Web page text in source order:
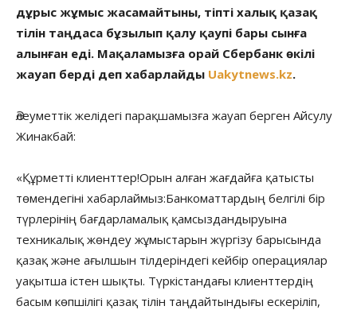
дұрыс жұмыс жасамайтыны, тіпті халық қазақ
тілін таңдаса бұзылып қалу қаупі бары сынға
алынған еді. Мақаламызға орай Сбербанк өкілі
жауап берді деп хабарлайды Uakytnews.kz.
Әлеуметтік желідегі парақшамызға жауап берген Айсулу
Жинакбай:
«Құрметті клиенттер!Орын алған жағдайға қатысты
төмендегіні хабарлаймыз:Банкоматтардың белгілі бір
түрлерінің бағдарламалық қамсыздандыруына
техникалық жөндеу жұмыстарын жүргізу барысында
қазақ және ағылшын тілдеріндегі кейбір операциялар
уақытша істен шықты. Түркістандағы клиенттердің
басым көпшілігі қазақ тілін таңдайтындығы ескеріліп,